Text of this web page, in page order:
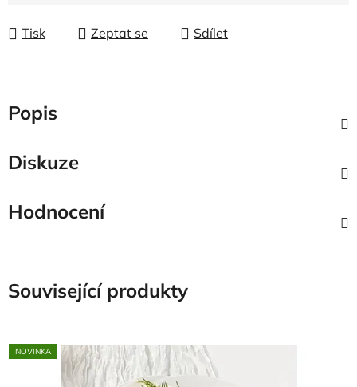
Tisk Zeptat se Sdílet
Popis
Diskuze
Hodnocení
Související produkty
NOVINKA